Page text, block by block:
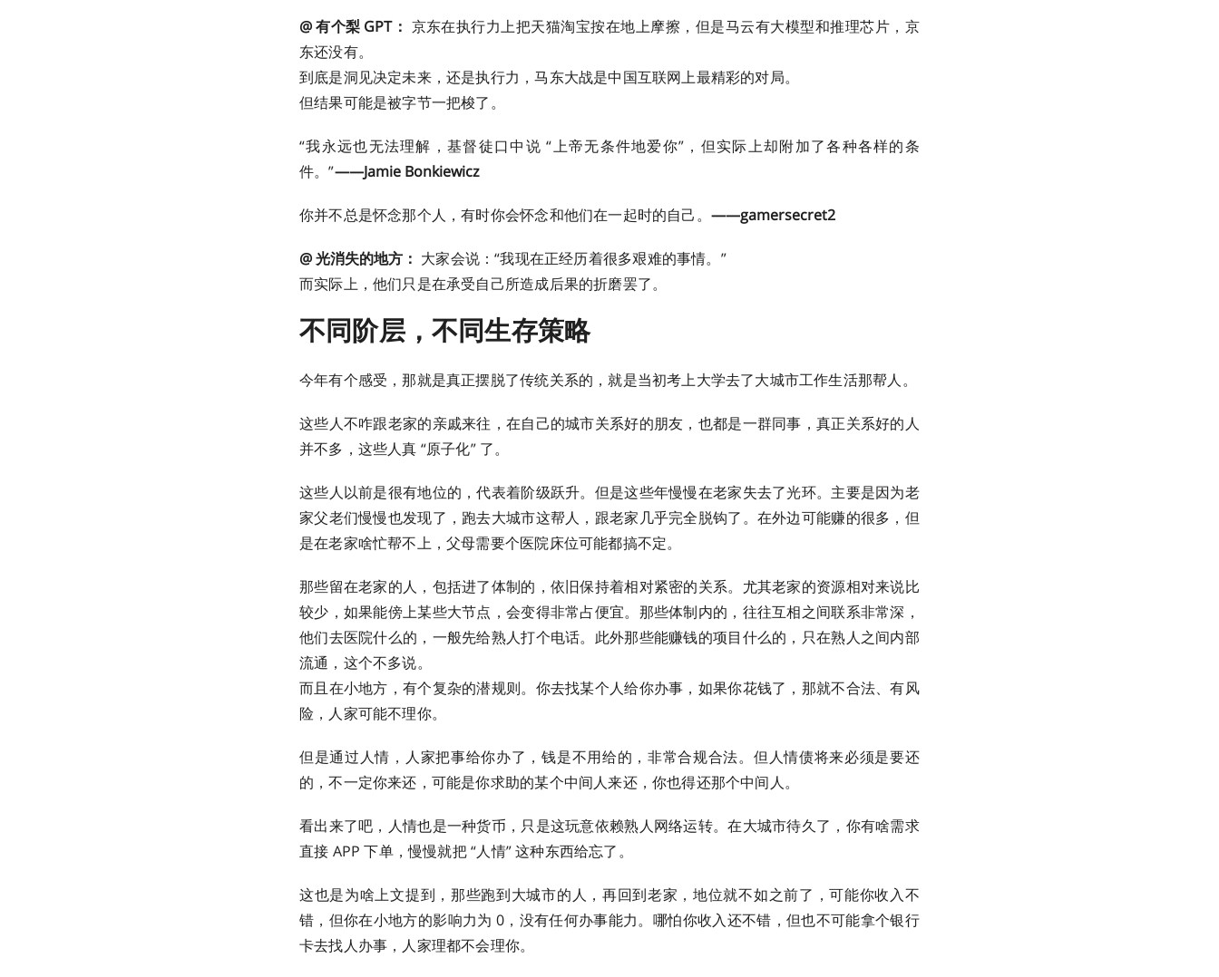
@ 有个梨 GPT： 京东在执行力上把天猫淘宝按在地上摩擦，但是马云有大模型和推理芯片，京
东还没有。
到底是洞见决定未来，还是执行力，马东大战是中国互联网上最精彩的对局。
但结果可能是被字节一把梭了。
“我永远也无法理解，基督徒口中说 “上帝无条件地爱你”，但实际上却附加了各种各样的条
件。”——Jamie Bonkiewicz ​​​
你并不总是怀念那个人，有时你会怀念和他们在一起时的自己。 ——gamersecret2 ​​​
@ 光消失的地方： 大家会说：“我现在正经历着很多艰难的事情。”
而实际上，他们只是在承受自己所造成后果的折磨罢了。 ​​​
不同阶层，不同生存策略
今年有个感受，那就是真正摆脱了传统关系的，就是当初考上大学去了大城市工作生活那帮人。
这些人不咋跟老家的亲戚来往，在自己的城市关系好的朋友，也都是一群同事，真正关系好的人
并不多，这些人真 “原子化” 了。
这些人以前是很有地位的，代表着阶级跃升。但是这些年慢慢在老家失去了光环。主要是因为老
家父老们慢慢也发现了，跑去大城市这帮人，跟老家几乎完全脱钩了。在外边可能赚的很多，但
是在老家啥忙帮不上，父母需要个医院床位可能都搞不定。
那些留在老家的人，包括进了体制的，依旧保持着相对紧密的关系。尤其老家的资源相对来说比
较少，如果能傍上某些大节点，会变得非常占便宜。那些体制内的，往往互相之间联系非常深，
他们去医院什么的，一般先给熟人打个电话。此外那些能赚钱的项目什么的，只在熟人之间内部
流通，这个不多说。
而且在小地方，有个复杂的潜规则。你去找某个人给你办事，如果你花钱了，那就不合法、有风
险，人家可能不理你。
但是通过人情，人家把事给你办了，钱是不用给的，非常合规合法。但人情债将来必须是要还
的，不一定你来还，可能是你求助的某个中间人来还，你也得还那个中间人。
看出来了吧，人情也是一种货币，只是这玩意依赖熟人网络运转。在大城市待久了，你有啥需求
直接 APP 下单，慢慢就把 “人情” 这种东西给忘了。
这也是为啥上文提到，那些跑到大城市的人，再回到老家，地位就不如之前了，可能你收入不
错，但你在小地方的影响力为 0，没有任何办事能力。哪怕你收入还不错，但也不可能拿个银行
卡去找人办事，人家理都不会理你。